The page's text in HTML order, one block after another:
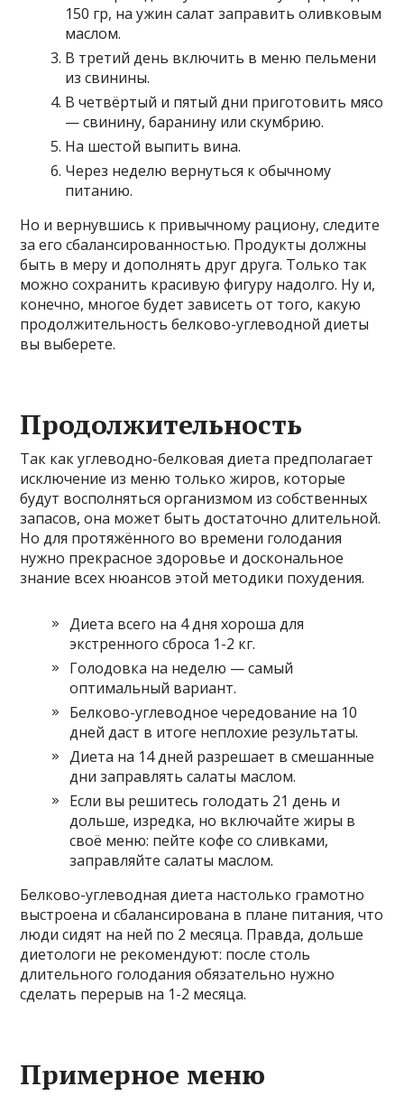
150 гр, на ужин салат заправить оливковым
маслом.
В третий день включить в меню пельмени
из свинины.
В четвёртый и пятый дни приготовить мясо
— свинину, баранину или скумбрию.
На шестой выпить вина.
Через неделю вернуться к обычному
питанию.
Но и вернувшись к привычному рациону, следите
за его сбалансированностью. Продукты должны
быть в меру и дополнять друг друга. Только так
можно сохранить красивую фигуру надолго. Ну и,
конечно, многое будет зависеть от того, какую
продолжительность белково-углеводной диеты
вы выберете.
Продолжительность
Так как углеводно-белковая диета предполагает
исключение из меню только жиров, которые
будут восполняться организмом из собственных
запасов, она может быть достаточно длительной.
Но для протяжённого во времени голодания
нужно прекрасное здоровье и доскональное
знание всех нюансов этой методики похудения.
Диета всего на 4 дня хороша для
экстренного сброса 1-2 кг.
Голодовка на неделю — самый
оптимальный вариант.
Белково-углеводное чередование на 10
дней даст в итоге неплохие результаты.
Диета на 14 дней разрешает в смешанные
дни заправлять салаты маслом.
Если вы решитесь голодать 21 день и
дольше, изредка, но включайте жиры в
своё меню: пейте кофе со сливками,
заправляйте салаты маслом.
Белково-углеводная диета настолько грамотно
выстроена и сбалансирована в плане питания, что
люди сидят на ней по 2 месяца. Правда, дольше
диетологи не рекомендуют: после столь
длительного голодания обязательно нужно
сделать перерыв на 1-2 месяца.
Примерное меню